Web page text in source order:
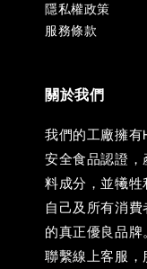
隱私權政策
服務條款
關於我們
我們的工廠擁有
安全食品認證
料成分，並犧
自己及所有消
的真正優良品
聯繫線上客服，